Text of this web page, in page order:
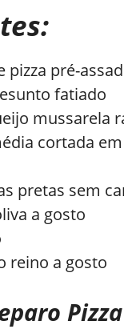
pizza pré-
fatiado
mussarela
cortada
pretas sem
a gosto
reino a gosto